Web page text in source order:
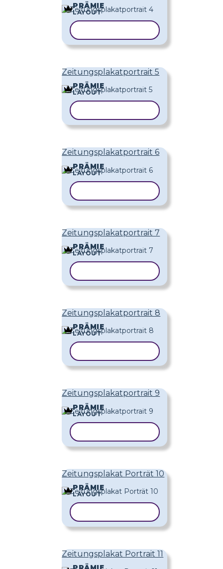
PRÄMIE
LAYOUT
Zeitungsplakatportrait 5
PRÄMIE
LAYOUT
Zeitungsplakatportrait 6
PRÄMIE
LAYOUT
Zeitungsplakatportrait 7
PRÄMIE
LAYOUT
Zeitungsplakatportrait 8
PRÄMIE
LAYOUT
Zeitungsplakatportrait 9
PRÄMIE
LAYOUT
Zeitungsplakat Porträt 10
PRÄMIE
LAYOUT
Zeitungsplakat Portrait 11